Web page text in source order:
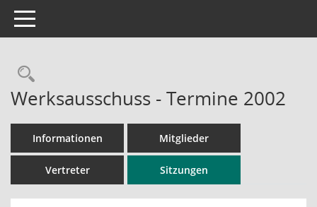
Toggle navigation
Rechercheauswahl
Werksausschuss - Termine 2002
Informationen Mitglieder
Vertreter Sitzungen